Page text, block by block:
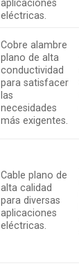
aplicaciones
eléctricas.
Cobre alambre
plano de alta
conductividad
para satisfacer
las
necesidades
más exigentes.
Cable plano de
alta calidad
para diversas
aplicaciones
eléctricas.